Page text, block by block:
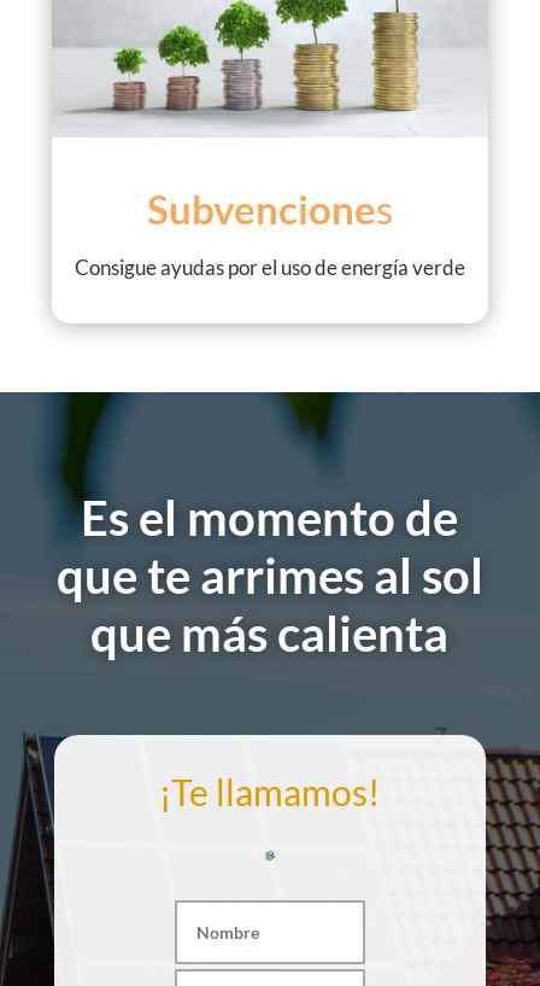
Subvenciones
Consigue ayudas por el uso de energía verde
Es el momento de
que te arrimes al sol
que más calienta
¡Te llamamos!